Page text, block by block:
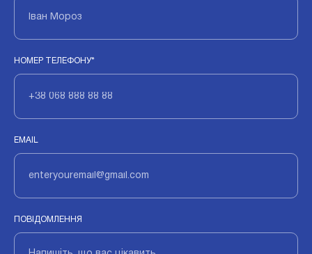
НОМЕР ТЕЛЕФОНУ*
EMAIL
ПОВІДОМЛЕННЯ